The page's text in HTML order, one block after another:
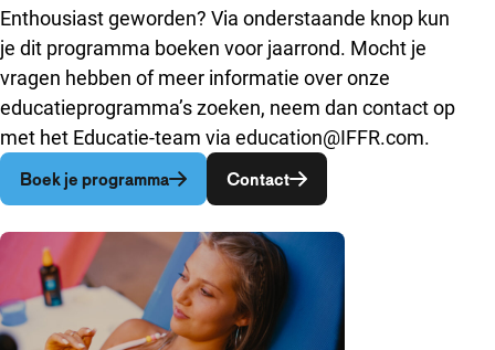
Enthousiast geworden? Via onderstaande knop kun
je dit programma boeken voor jaarrond. Mocht je
vragen hebben of meer informatie over onze
educatieprogramma’s zoeken, neem dan contact op
met het Educatie-team via education@IFFR.com.
Boek je programmaOpent in een nieuw venster
ContactOpent in een nieuw